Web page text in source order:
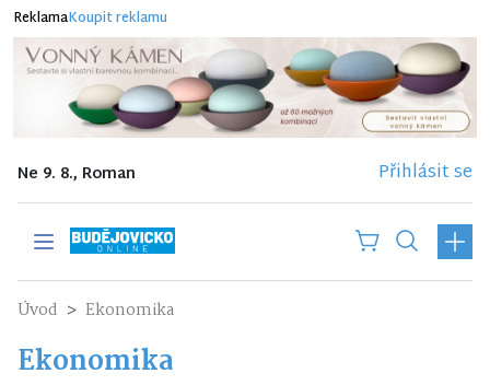
ReklamaKoupit reklamu
Ne 9. 8., Roman Přihlásit se
Úvod Ekonomika
Ekonomika